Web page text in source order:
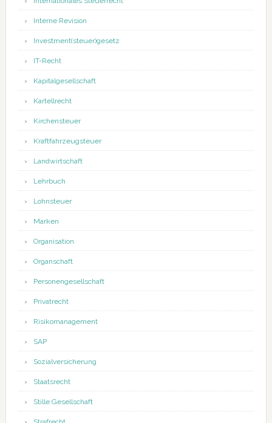
Interne Revision
Investment(steuer)gesetz
IT-Recht
Kapitalgesellschaft
Kartellrecht
Kirchensteuer
Kraftfahrzeugsteuer
Landwirtschaft
Lehrbuch
Lohnsteuer
Marken
Organisation
Organschaft
Personengesellschaft
Privatrecht
Risikomanagement
SAP
Sozialversicherung
Staatsrecht
Stille Gesellschaft